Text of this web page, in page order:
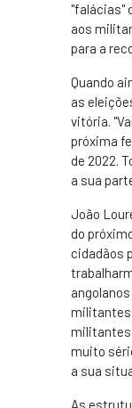
"falácias"
aos
para a
Quando
as
vitória.
próxima
de 2022.
a sua
João
do
cidadãos
militantes
muito
a sua
As